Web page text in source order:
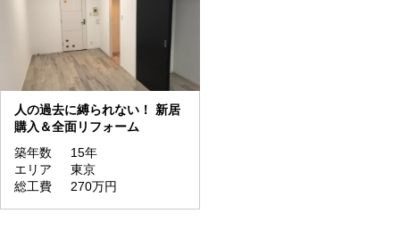
人の過去に縛られない！ 新居
購入＆全面リフォーム
築年数
15年
エリア
東京
総工費
270万円